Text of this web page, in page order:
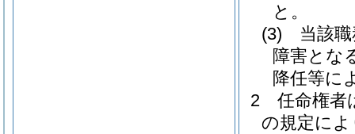
と。
(3)
当該
障害とな
降任等に
2
任命権者
の規定に